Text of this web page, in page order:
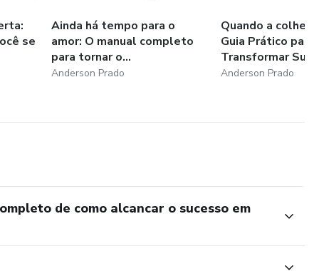
se
Ainda há tempo para o
amor: O manual completo
para tornar o...
Anderson Prado
Quando a
Guia Prático para
Transformar
Anderson Prado
de como alcancar o sucesso em